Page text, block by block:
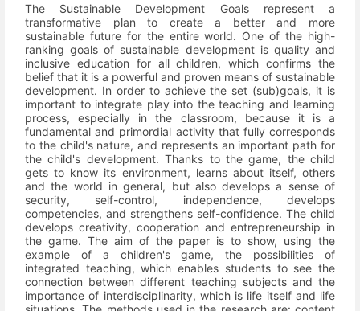
The Sustainable Development Goals represent a
transformative plan to create a better and more
sustainable future for the entire world. One of the high-
ranking goals of sustainable development is quality and
inclusive education for all children, which confirms the
belief that it is a powerful and proven means of sustainable
development. In order to achieve the set (sub)goals, it is
important to integrate play into the teaching and learning
process, especially in the classroom, because it is a
fundamental and primordial activity that fully corresponds
to the child's nature, and represents an important path for
the child's development. Thanks to the game, the child
gets to know its environment, learns about itself, others
and the world in general, but also develops a sense of
security, self-control, independence, develops
competencies, and strengthens self-confidence. The child
develops creativity, cooperation and entrepreneurship in
the game. The aim of the paper is to show, using the
example of a children's game, the possibilities of
integrated teaching, which enables students to see the
connection between different teaching subjects and the
importance of interdisciplinarity, which is life itself and life